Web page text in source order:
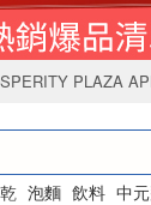
PLAZA
泡麵 飲料 中